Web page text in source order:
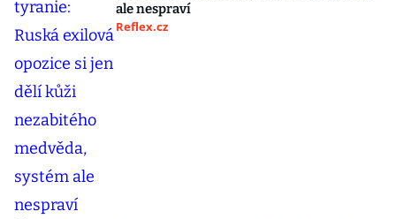
ale nespraví
Reflex.cz